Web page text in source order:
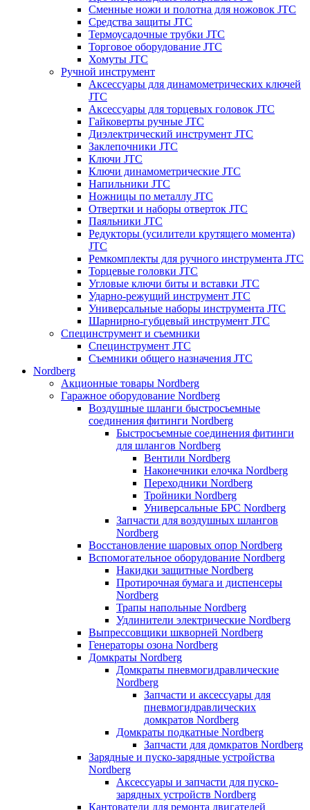
Сменные ножи и полотна для ножовок JTC
Средства защиты JTC
Термоусадочные трубки JTC
Торговое оборудование JTC
Хомуты JTC
Ручной инструмент
Аксессуары для динамометрических ключей
JTC
Аксессуары для торцевых головок JTC
Гайковерты ручные JTC
Диэлектрический инструмент JTC
Заклепочники JTC
Ключи JTC
Ключи динамометрические JTC
Напильники JTC
Ножницы по металлу JTC
Отвертки и наборы отверток JTC
Паяльники JTC
Редукторы (усилители крутящего момента)
JTC
Ремкомплекты для ручного инструмента JTC
Торцевые головки JTC
Угловые ключи биты и вставки JTC
Ударно-режущий инструмент JTC
Универсальные наборы инструмента JTC
Шарнирно-губцевый инструмент JTC
Специнструмент и съемники
Специнструмент JTC
Съемники общего назначения JTC
Nordberg
Акционные товары Nordberg
Гаражное оборудование Nordberg
Воздушные шланги быстросъемные
соединения фитинги Nordberg
Быстросъемные соединения фитинги
для шлангов Nordberg
Вентили Nordberg
Наконечники елочка Nordberg
Переходники Nordberg
Тройники Nordberg
Универсальные БРС Nordberg
Запчасти для воздушных шлангов
Nordberg
Восстановление шаровых опор Nordberg
Вспомогательное оборудование Nordberg
Накидки защитные Nordberg
Протирочная бумага и диспенсеры
Nordberg
Трапы напольные Nordberg
Удлинители электрические Nordberg
Выпрессовщики шкворней Nordberg
Генераторы озона Nordberg
Домкраты Nordberg
Домкраты пневмогидравлические
Nordberg
Запчасти и аксессуары для
пневмогидравлических
домкратов Nordberg
Домкраты подкатные Nordberg
Запчасти для домкратов Nordberg
Зарядные и пуско-зарядные устройства
Nordberg
Аксессуары и запчасти для пуско-
зарядных устройств Nordberg
Кантователи для ремонта двигателей